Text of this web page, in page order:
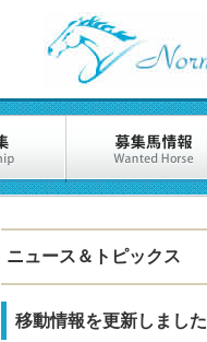
ニュース＆トピックス
移動情報を更新しました